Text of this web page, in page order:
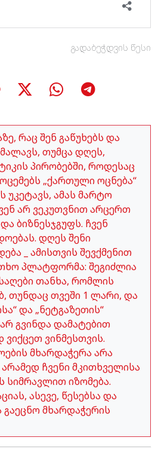
გადაბეჭდვის წესი
რაც შენ გაწუხებს და
თუმცა დღეს,
პირობებში, როდესაც
„ქართული ოცნება“
უკეტავს, ამას მარტო
არ ვეკუთვნით არცერთ
ბიზნესჯგუფს. ჩვენ
დღეს შენი
_ ამისთვის შევქმენით
პლატფორმა: შეგიძლია
თანხა, რომლის
თუნდაც თვეში 1 ლარი, და
და „ნეტგაზეთის“
გვინდა დამატებით
ვინმესთვის.
მხარდაჭერა არა
ჩვენი მკითხველისა
სიმრავლით იზომება.
ასევე, წესებსა და
გაეცნო მხარდაჭერის